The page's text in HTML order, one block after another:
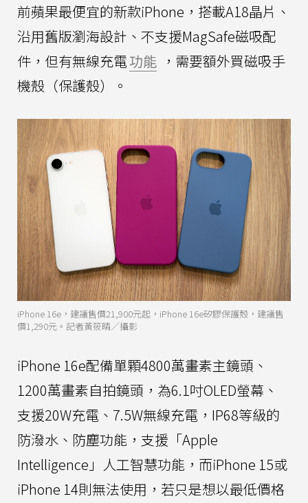
前蘋果最便宜的新款iPhone，搭載A18晶片、
沿用舊版瀏海設計、不支援MagSafe磁吸配
件，但有無線充電功能 ，需要額外買磁吸手
機殼（保護殼）。
iPhone 16e，建議售價21,900元起，iPhone 16e矽膠保護殼，建議售
價1,290元。記者黃筱晴／攝影
iPhone 16e配備單顆4800萬畫素主鏡頭、
1200萬畫素自拍鏡頭，為6.1吋OLED螢幕、
支援20W充電、7.5W無線充電，IP68等級的
防潑水、防塵功能，支援「Apple
Intelligence」人工智慧功能，而iPhone 15或
iPhone 14則無法使用，若只是想以最低價格